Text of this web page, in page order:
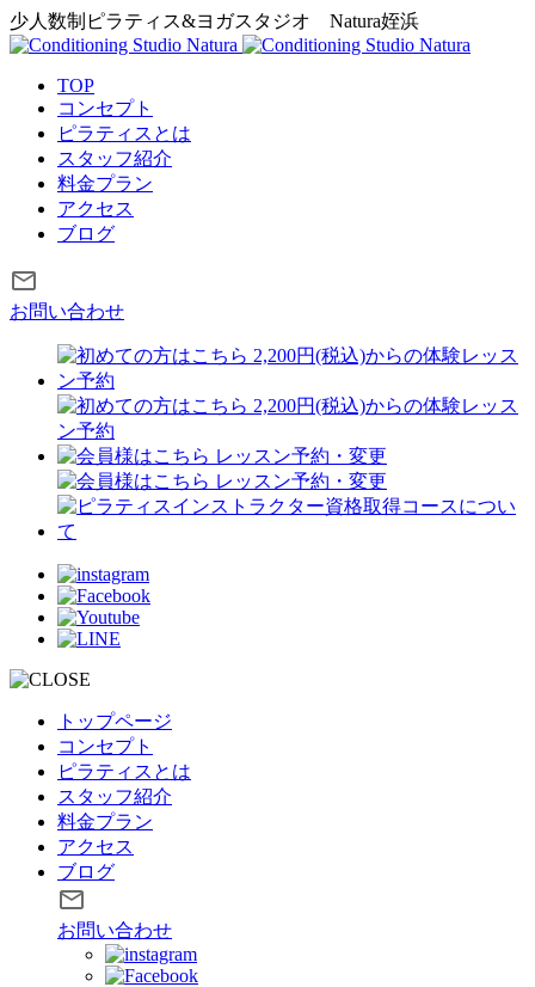
少人数制ピラティス&ヨガスタジオ Natura姪浜
TOP
コンセプト
ピラティスとは
スタッフ紹介
料金プラン
アクセス
ブログ
お問い合わせ
トップページ
コンセプト
ピラティスとは
スタッフ紹介
料金プラン
アクセス
ブログ
お問い合わせ